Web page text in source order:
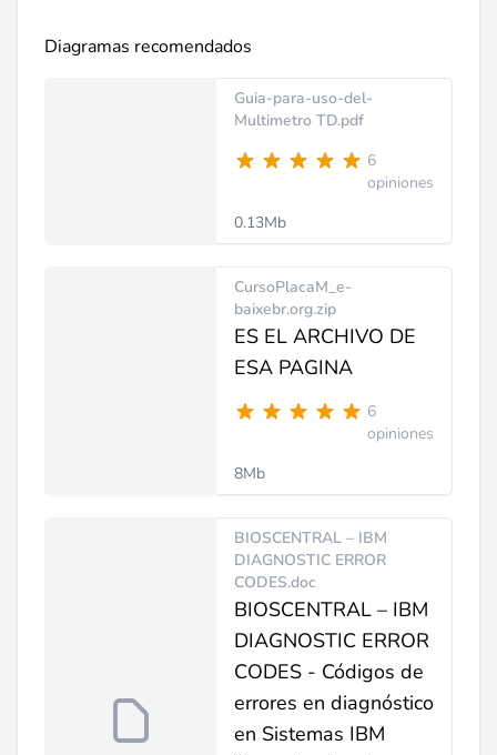
Diagramas recomendados
Guia-para-uso-del-
Multimetro TD.pdf
6
opiniones
0.13Mb
CursoPlacaM_e-
baixebr.org.zip
ES EL ARCHIVO DE
ESA PAGINA
6
opiniones
8Mb
BIOSCENTRAL – IBM
DIAGNOSTIC ERROR
CODES.doc
BIOSCENTRAL – IBM
DIAGNOSTIC ERROR
CODES - Códigos de
errores en diagnóstico
en Sistemas IBM